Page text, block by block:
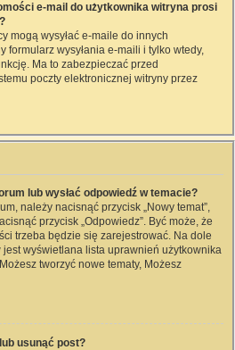
e-mail do użytkownika witryna prosi
mogą wysyłać e-maile do innych
formularz wysyłania e-maili i tylko wtedy,
Ma to zabezpieczać przed
poczty elektronicznej witryny przez
lub wysłać odpowiedź w temacie?
należy nacisnąć przycisk „Nowy temat”,
przycisk „Odpowiedz”. Być może, że
trzeba będzie się zarejestrować. Na dole
wyświetlana lista uprawnień użytkownika
tworzyć nowe tematy, Możesz
usunąć post?